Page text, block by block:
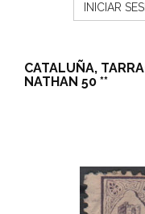
INICIAR
CATALUÑA,
NATHAN 50 **